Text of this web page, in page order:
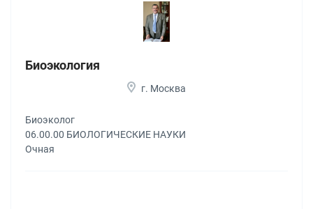
Биоэкология
г. Москва
Биоэколог
06.00.00 БИОЛОГИЧЕСКИЕ НАУКИ
Очная